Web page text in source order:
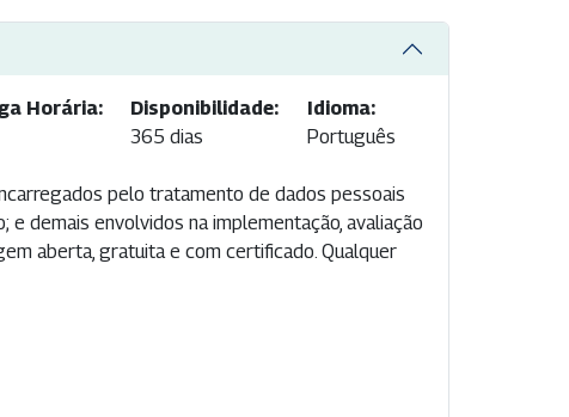
Horária:
Disponibilidade:
365 dias
Idioma:
Português
pelo tratamento de dados pessoais
demais envolvidos na implementação, avaliação
aberta, gratuita e com certificado. Qualquer